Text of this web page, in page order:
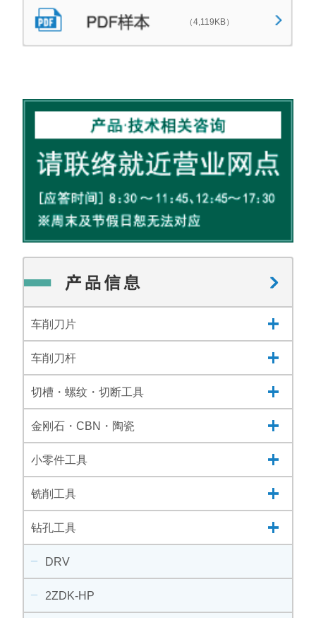
（4,119KB）
车削刀片
车削刀杆
切槽・螺纹・切断工具
金刚石・CBN・陶瓷
小零件工具
铣削工具
钻孔工具
DRV
2ZDK-HP